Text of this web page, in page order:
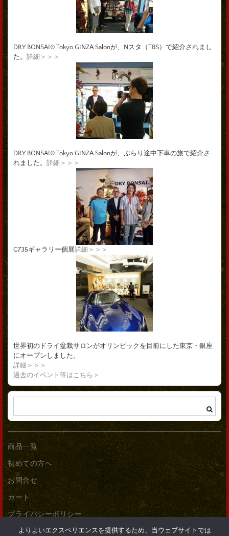
DRY BONSAI® Tokyo GINZA Salonが、Nスタ（TBS）で紹介されまし
た。 詳細＞＞＞
DRY BONSAI® Tokyo GINZA Salonが、ぶらり途中下車の旅で紹介さ
れました。 詳細＞＞＞
G735ギャラリー個展詳細＞＞＞
世界初のドライ盆栽サロンがオリンピックを目前にした東京・銀座
にオープンしました。
詳細＞＞＞
過去のイベント等はこちら＞
商品一覧
初めての方へ
お問合せ
カート
プライバシーポリシー
よりよいエクスペリエンスを提供するため、当ウェブサイトでは